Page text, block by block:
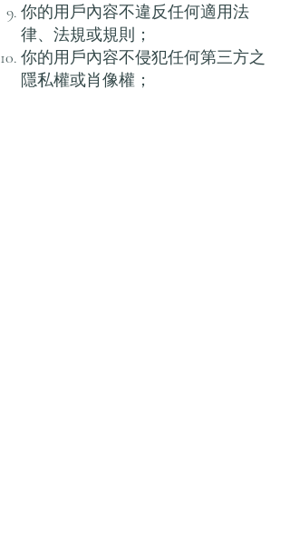
你的用戶內容不違反任何適用法
律、法規或規則；
你的用戶內容不侵犯任何第三方之
隱私權或肖像權；